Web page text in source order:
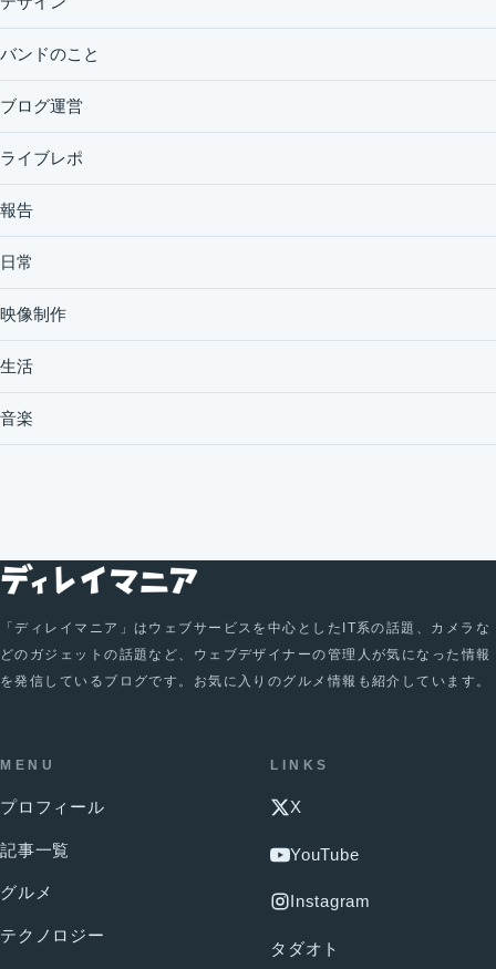
バンドのこと
ブログ運営
ライブレポ
報告
日常
映像制作
生活
音楽
「ディレイマニア」はウェブサービスを中心としたIT系の話題、カメラな
どのガジェットの話題など、ウェブデザイナーの管理人が気になった情報
を発信しているブログです。お気に入りのグルメ情報も紹介しています。
MENU
プロフィール
記事一覧
グルメ
テクノロジー
LINKS
X
YouTube
Instagram
タダオト